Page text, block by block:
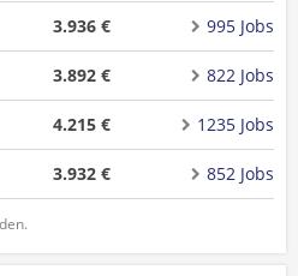
3.936 € 995 Jobs
3.892 € 822 Jobs
4.215 € 1235 Jobs
3.932 € 852 Jobs